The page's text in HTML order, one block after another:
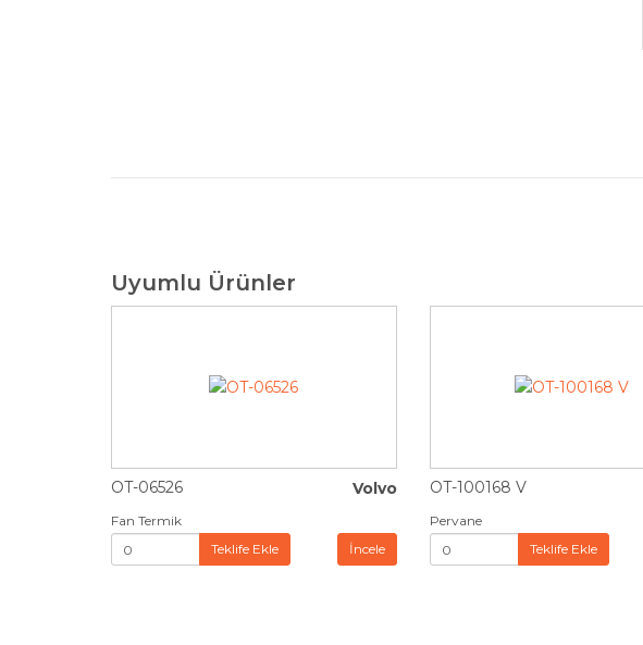
Uyumlu Ürünler
OT-06526 Volvo
Fan Termik
Teklife Ekle
İncele
OT-100168 V
Pervane
Teklife Ekle